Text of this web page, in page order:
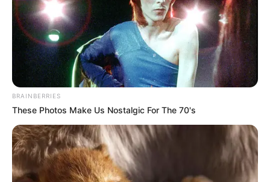
Alamat email Anda tidak akan dipublikasikan. Ruas yang wajib ditandai *
BRAINBERRIES
These Photos Make Us Nostalgic For The 70's